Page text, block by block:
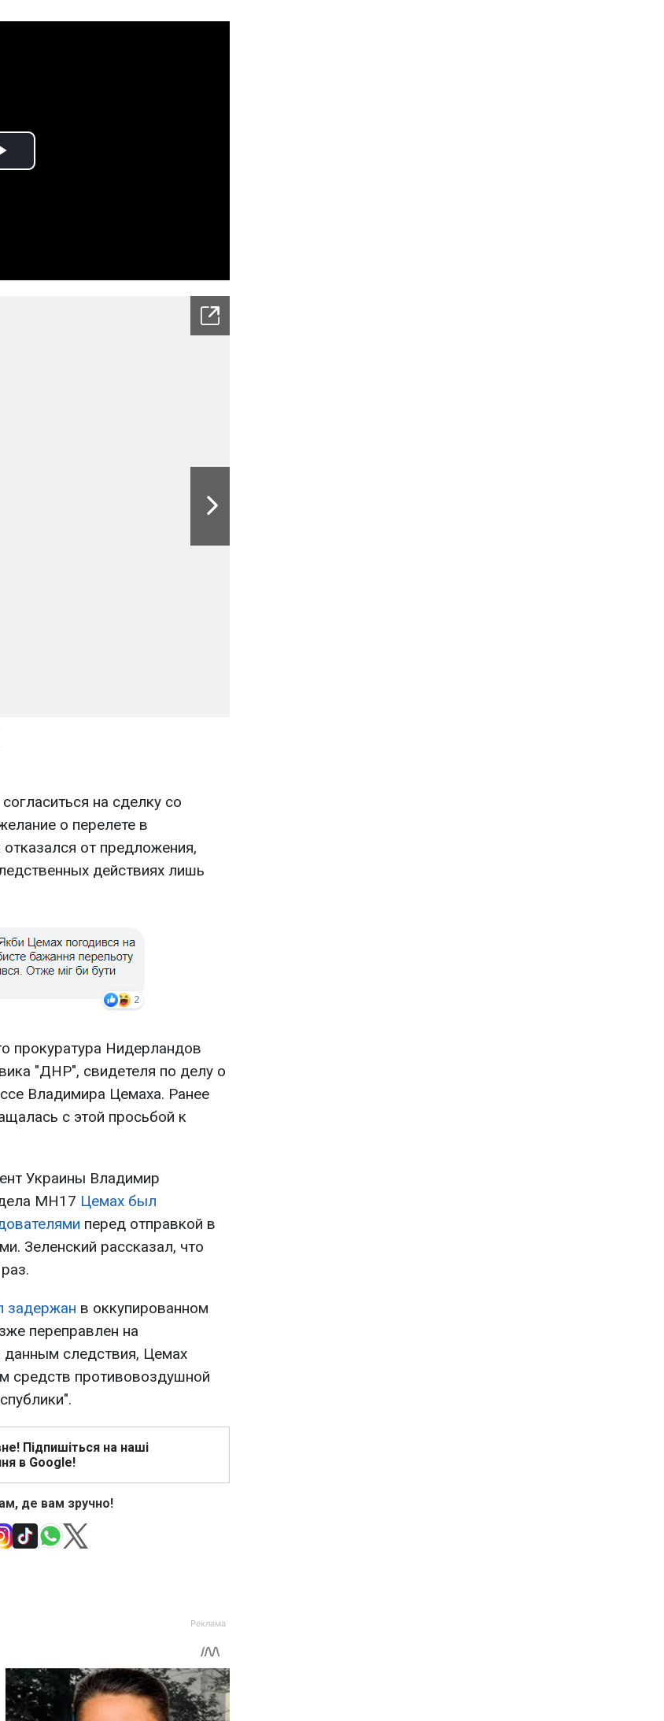
Play
на сделку со
о перелете в
от предложения,
действиях лишь
прокуратура Нидерландов
"ДНР", свидетеля по делу о
Владимира Цемаха. Ранее
с этой просьбой к
Украины Владимир
MH17 Цемах был
перед отправкой в
Зеленский рассказал, что
задержан в оккупированном
переправлен на
следствия, Цемах
средств противовоздушной
Підпишіться на наші
в Google!
де вам зручно!